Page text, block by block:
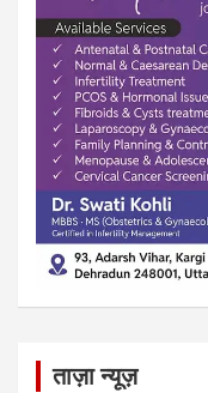
ताज़ा न्यूज़